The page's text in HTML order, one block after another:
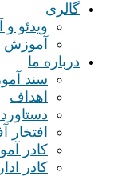
گالری
ویدئو
آموزش
درباره ما
سند
اهداف
افتخار
کادر
کادر